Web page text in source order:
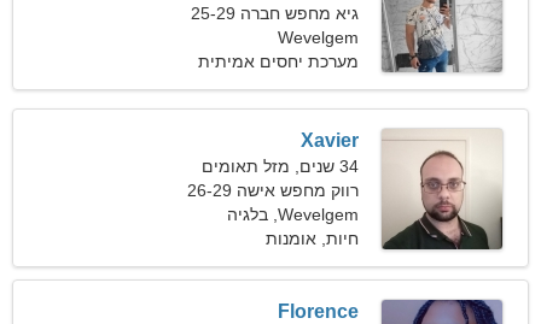
גיא מחפש חברה 25-29
Wevelgem
מערכת יחסים אמיתית
Xavier
34 שנים, מזל תאומים
רווק מחפש אישה 26-29
Wevelgem, בלגיה
חיות, אומנות
Florence